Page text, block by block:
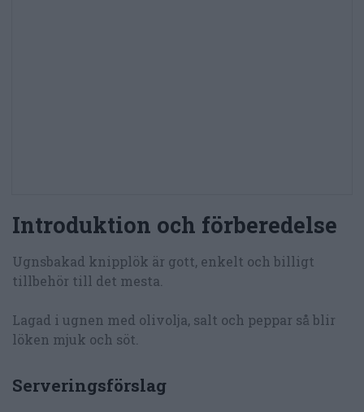
Introduktion och förberedelse
Ugnsbakad knipplök är gott, enkelt och billigt
tillbehör till det mesta.
Lagad i ugnen med olivolja, salt och peppar så blir
löken mjuk och söt.
Serveringsförslag